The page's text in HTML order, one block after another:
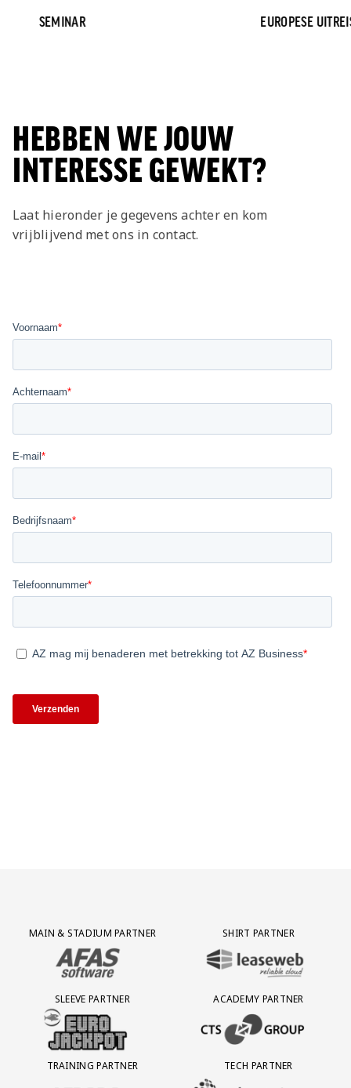
SEMINAR EUROPESE UITREIS
HEBBEN WE JOUW
INTERESSE GEWEKT?
Laat hieronder je gegevens achter en kom
vrijblijvend met ons in contact.
Partner Logos Grid
MAIN & STADIUM PARTNER
BEZOEK ONZE MAIN & STADIUM PARTNER AFAS SOFTWARE
SHIRT PARTNER
BEZOEK ONZE SHIRT PARTNER
SLEEVE PARTNER
BEZOEK ONZE SLEEVE PARTNER EUROJACKPOT
ACADEMY PARTNER
BEZOEK ONZE ACADEMY
TRAINING PARTNER
BEZOEK ONZE TRAINING PARTNER LEBARA
TECH PARTNER
BEZOEK ONZE TECH PARTNER